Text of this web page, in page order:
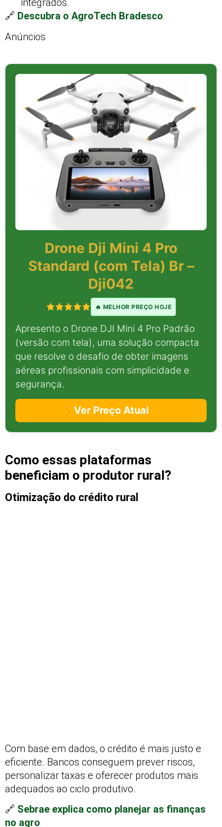
integrados.
🔗 Descubra o AgroTech Bradesco
Anúncios
Drone Dji Mini 4 Pro
Standard (com Tela) Br –
Dji042
🔥 MELHOR PREÇO HOJE
Apresento o Drone DJI Mini 4 Pro Padrão
(versão com tela), uma solução compacta
que resolve o desafio de obter imagens
aéreas profissionais com simplicidade e
segurança.
Ver Preço Atual
Como essas plataformas
beneficiam o produtor rural?
Otimização do crédito rural
Com base em dados, o crédito é mais justo e
eficiente. Bancos conseguem prever riscos,
personalizar taxas e oferecer produtos mais
adequados ao ciclo produtivo.
🔗 Sebrae explica como planejar as finanças
no agro